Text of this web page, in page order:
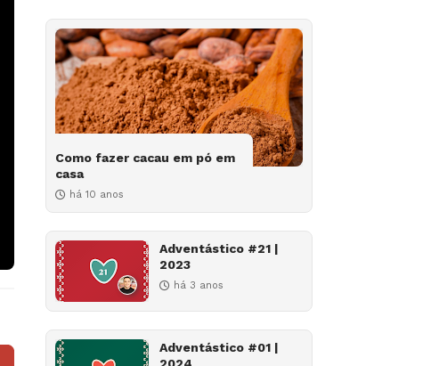
Como fazer cacau em pó em
casa
há 10 anos
Adventástico #21 |
2023
há 3 anos
Adventástico #01 |